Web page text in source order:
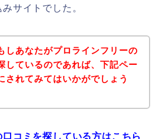
サイトでした。
しあなたがプロラインフリーの
しているのであれば、下記ペー
されてみてはいかがでしょう
コミを探している方はこちら